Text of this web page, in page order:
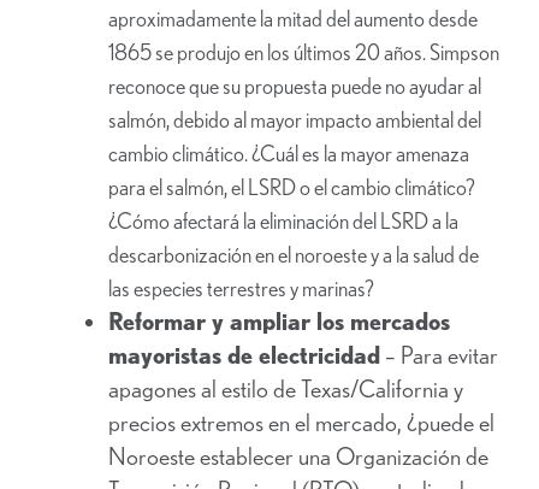
aproximadamente la mitad del aumento desde
1865 se produjo en los últimos 20 años. Simpson
reconoce que su propuesta puede no ayudar al
salmón, debido al mayor impacto ambiental del
cambio climático. ¿Cuál es la mayor amenaza
para el salmón, el LSRD o el cambio climático?
¿Cómo afectará la eliminación del LSRD a la
descarbonización en el noroeste y a la salud de
las especies terrestres y marinas?
Reformar y ampliar los mercados
mayoristas de electricidad – Para evitar
apagones al estilo de Texas/California y
precios extremos en el mercado, ¿puede el
Noroeste establecer una Organización de